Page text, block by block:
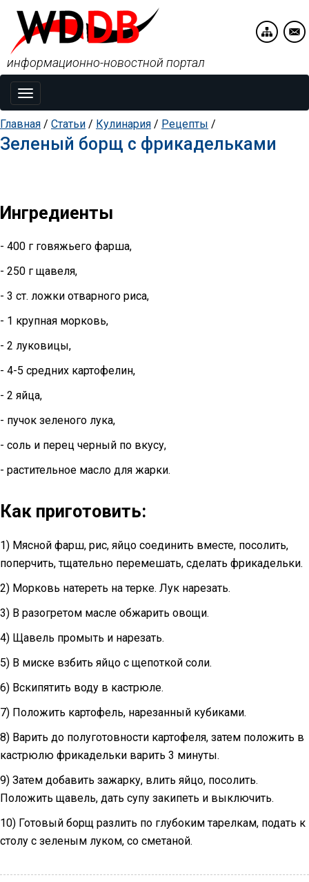
Toggle
navigation
информационно-новостной портал
Главная / Статьи / Кулинария / Рецепты /
Зеленый борщ с фрикадельками
Ингредиенты
- 400 г говяжьего фарша,
- 250 г щавеля,
- 3 ст. ложки отварного риса,
- 1 крупная морковь,
- 2 луковицы,
- 4-5 средних картофелин,
- 2 яйца,
- пучок зеленого лука,
- соль и перец черный по вкусу,
- растительное масло для жарки.
Как приготовить:
1) Мясной фарш, рис, яйцо соединить вместе, посолить,
поперчить, тщательно перемешать, сделать фрикадельки.
2) Морковь натереть на терке. Лук нарезать.
3) В разогретом масле обжарить овощи.
4) Щавель промыть и нарезать.
5) В миске взбить яйцо с щепоткой соли.
6) Вскипятить воду в кастрюле.
7) Положить картофель, нарезанный кубиками.
8) Варить до полуготовности картофеля, затем положить в
кастрюлю фрикадельки варить 3 минуты.
9) Затем добавить зажарку, влить яйцо, посолить.
Положить щавель, дать супу закипеть и выключить.
10) Готовый борщ разлить по глубоким тарелкам, подать к
столу с зеленым луком, со сметаной.